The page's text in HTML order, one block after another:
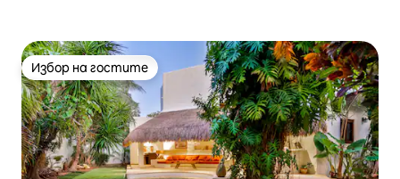
Избор на гостите
Избор на гостите